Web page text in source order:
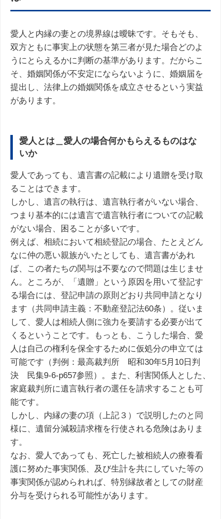
愛人と内縁の妻との境界線は曖昧です。そもそも、
双方ともに事実上の状態を第三者が見た場合どのよ
うにとらえるかに判断の基準があります。だからこ
そ、婚姻関係が不安定にならないように、婚姻届を
提出し、法律上の婚姻関係を成立させるという実益
があります。
愛人とは＿愛人の場合何かもらえるものはな
いか
愛人であっても、遺言書の記載により遺贈を受け取
ることはできます。
しかし、遺言の執行は、遺言執行者がいない場合、
つまり基本的には遺言で遺言執行者についての記載
がない場合、困ることが多いです。
例えば、相続において相続登記の場合、たとえどん
なに仲の悪い親族がいたとしても、遺言書があれ
ば、この者たちの関与は不要なので問題は生じませ
ん。ところが、「遺贈」という原因を用いて登記す
る場合には、登記申請の原則どおり共同申請となり
ます（共同申請主義：不動産登記法60条）。従いま
して、愛人は相続人側に強力を要請する必要が出て
くるということです。もっとも、こうした場合、愛
人は自己の権利を保全するために仮処分の申立ては
可能です（判例：最高裁判所 昭和30年5月10日判
決 民集9-6-p657参照）。また、利害関係人とした、
家庭裁判所に遺言執行者の選任を請求することも可
能です。
しかし、内縁の妻の項（上記３）で説明したのと同
様に、遺留分減殺請求権を行使される危険はありま
す。
なお、愛人であっても、死亡した被相続人の療養看
護に努めた事実関係、及び生計を共にしていた等の
事実関係が認められれば、特別縁故者としての財産
分与を受けられる可能性があります。